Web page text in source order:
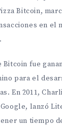
Bitcoin,
en el
Bitcoin fue
para el
En 2011,
lanzó
un tiempo